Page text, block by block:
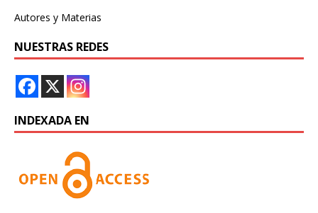
Autores y Materias
NUESTRAS REDES
INDEXADA EN